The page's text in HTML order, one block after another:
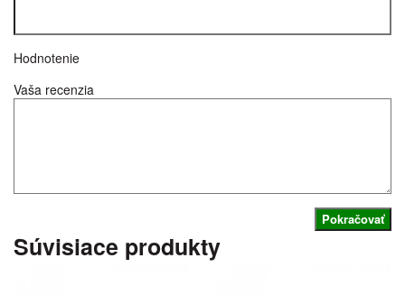
Hodnotenie
Vaša recenzia
Pokračovať
Súvisiace produkty